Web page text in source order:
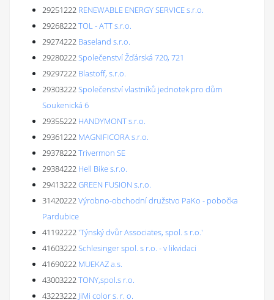
29251222 RENEWABLE ENERGY SERVICE s.r.o.
29268222TOL - ATT s.r.o.
29274222 Baseland s.r.o.
29280222Společenství Žďárská 720, 721
29297222 Blastoff, s.r.o.
29303222Společenství vlastníků jednotek pro dům
Soukenická 6
29355222 HANDYMONT s.r.o.
29361222 MAGNIFICORA s.r.o.
29378222Trivermon SE
29384222 Hell Bike s.r.o.
29413222GREEN FUSION s.r.o.
31420222Výrobno-obchodní družstvo PaKo - pobočka
Pardubice
41192222'Týnský dvůr Associates, spol. s r.o.'
41603222Schlesinger spol. s r.o. - v likvidaci
41690222 MUEKAZ a.s.
43003222TONY,spol.s r.o.
43223222 JiMi color s. r. o.